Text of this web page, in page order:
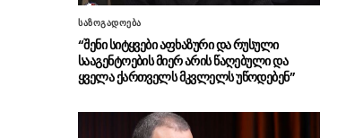
საზოგადოება
“შენი სიტყვები აფხაზური და რუსული
სააგენტოების მიერ არის წაღებული და
ყველა ქართველს მკვლელს უწოდებენ”